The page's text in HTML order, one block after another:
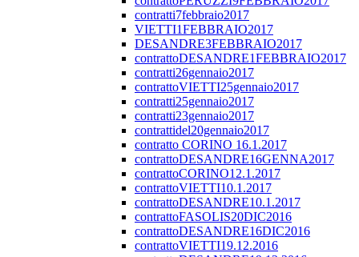
contratti7febbraio2017
VIETTI1FEBBRAIO2017
DESANDRE3FEBBRAIO2017
contrattoDESANDRE1FEBBRAIO2017
contratti26gennaio2017
contrattoVIETTI25gennaio2017
contratti25gennaio2017
contratti23gennaio2017
contrattidel20gennaio2017
contratto CORINO 16.1.2017
contrattoDESANDRE16GENNA2017
contrattoCORINO12.1.2017
contrattoVIETTI10.1.2017
contrattoDESANDRE10.1.2017
contrattoFASOLIS20DIC2016
contrattoDESANDRE16DIC2016
contrattoVIETTI19.12.2016